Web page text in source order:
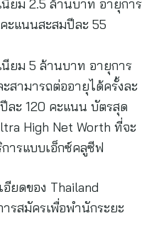
นียม 2.5 ล้านบาท อายุการ
ะแนนสะสมปีละ 55
นียม 5 ล้านบาท อายุการ
สามารถต่ออายุได้ครั้งละ
ละ 120 คะแนน บัตรสุด
High Net Worth ที่จะ
ารแบบเอ็กซ์คลูซีฟ
ยดของ Thailand
รสมัครเพื่อพำนักระยะ